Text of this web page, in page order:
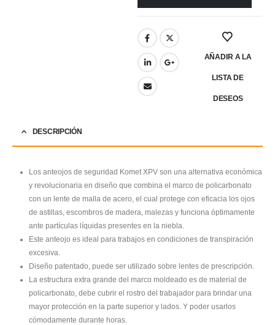
AÑADIR A LA
LISTA DE
DESEOS
DESCRIPCIÓN
Los anteojos de seguridad Komet XPV son una alternativa económica
y revolucionaria en diseño que combina el marco de policarbonato
con un lente de malla de acero, el cual protege con eficacia los ojos
de astillas, escombros de madera, malezas y funciona óptimamente
ante partículas líquidas presentes en la niebla.
Este anteojo es ideal para trabajos en condiciones de transpiración
excesiva.
Diseño patentado, puede ser utilizado sobre lentes de prescripción.
La estructura extra grande del marco moldeado es de material de
policarbonato, debe cubrir el rostro del trabajador para brindar una
mayor protección en la parte superior y lados. Y poder usarlos
cómodamente durante horas.